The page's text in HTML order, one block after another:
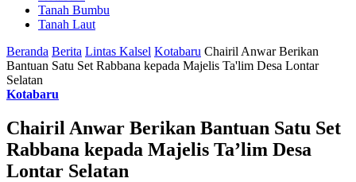
Tanah Bumbu
Tanah Laut
Beranda Berita Lintas Kalsel Kotabaru Chairil Anwar Berikan
Bantuan Satu Set Rabbana kepada Majelis Ta'lim Desa Lontar
Selatan
Kotabaru
Chairil Anwar Berikan Bantuan Satu Set
Rabbana kepada Majelis Ta’lim Desa
Lontar Selatan